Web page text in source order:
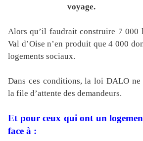
voyage.
Alors qu’il faudrait construire 7 000
Val d’Oise n’en produit que 4 000
logements sociaux.
Dans ces conditions, la loi DALO
la file d’attente des demandeurs.
Et pour ceux qui ont un
face à :